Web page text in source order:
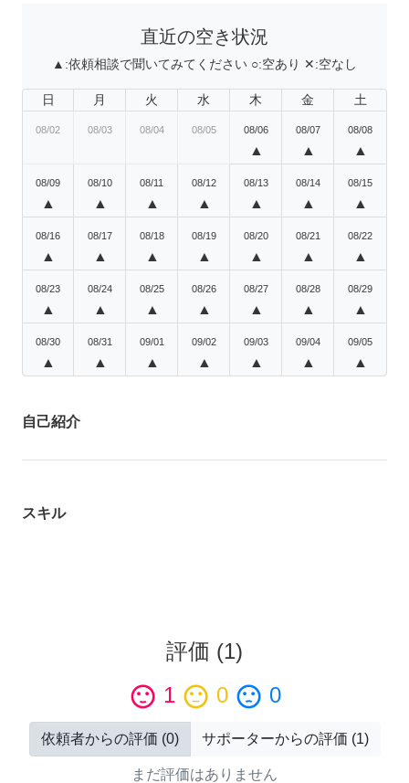
直近の空き状況
▲:依頼相談で聞いてみてください ○:空あり ✕:空なし
日 月 火 水 木 金 土
08/02 08/03 08/04 08/05 08/06
▲
08/07
▲
08/08
▲
08/09
▲
08/10
▲
08/11
▲
08/12
▲
08/13
▲
08/14
▲
08/15
▲
08/16
▲
08/17
▲
08/18
▲
08/19
▲
08/20
▲
08/21
▲
08/22
▲
08/23
▲
08/24
▲
08/25
▲
08/26
▲
08/27
▲
08/28
▲
08/29
▲
08/30
▲
08/31
▲
09/01
▲
09/02
▲
09/03
▲
09/04
▲
09/05
▲
自己紹介
スキル
評価 (1)
sentiment_satisfied 1 sentiment_neutral 0 sentiment_dissatisfied 0
依頼者からの評価 (0) サポーターからの評価 (1)
まだ評価はありません